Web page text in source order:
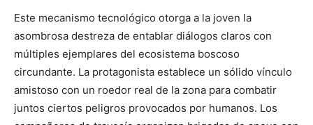
Este mecanismo tecnológico otorga a la joven la
asombrosa destreza de entablar diálogos claros con
múltiples ejemplares del ecosistema boscoso
circundante. La protagonista establece un sólido vínculo
amistoso con un roedor real de la zona para combatir
juntos ciertos peligros provocados por humanos. Los